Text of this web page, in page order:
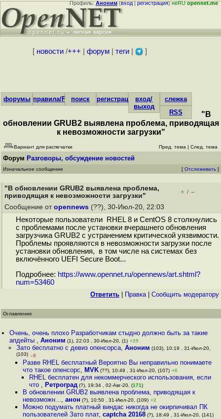
Профиль:Аноним(вход|регистрация)неRUopennet.me
[ новости/+++ форум| теги| ]
форумы правила/FAQпоиск регистрациявход/
выход
слежка
RSS
"В
обновлении GRUB2 выявлена проблема, приводящая
к невозможности загрузки"
Вариант для распечатки Пред. тема | След. тема
Форум Разговоры, обсуждение новостей
Изначальное сообщение [ Отслеживать ]
"В обновлении GRUB2 выявлена проблема,
приводящая к невозможности загрузки"
+ / –
Сообщение от opennews (??), 30-Июл-20, 22:03
Некоторые пользователи RHEL 8 и CentOS 8 столкнулись
с проблемами после установки вчерашнего обновления
загрузчика GRUB2 с устранением критической уязвимости.
Проблемы проявляются в невозможности загрузки после
установки обновления, в том числе на системах без
включённого UEFI Secure Boot...
Подробнее: https://www.opennet.ru/opennews/art.shtml?
num=53460
Ответить Правка| Cообщить модератору
Оглавление
Очень, очень плохо Разработчикам стыдно должно быть за такие
апдейты ,Аноним (1), 22:03 , 30-Июл-20, (1) +29
Зато бесплатно с девиз опенсорса, Аноним (103), 10:19 , 31-Июл-20,
(103) –9
Разве RHEL бесплатный Вероятно Вы неправильно понимаете
что такое опенсорс, MVK(??), 10:49 , 31-Июл-20, (107) +6
RHEL бесплатен для некоммерческого использования, если
что , Ретроград (?), 19:34 , 02-Авг-20, (171)
В обновлении GRUB2 выявлена проблема, приводящая к
невозможн..., анон (?), 10:50 , 31-Июл-20, (109) +2
Можно подумать платный виндас никогда не окирпичивал ПК
пользователей Зато плат, captcha 20168(?), 18:49 , 31-Июл-20, (141)